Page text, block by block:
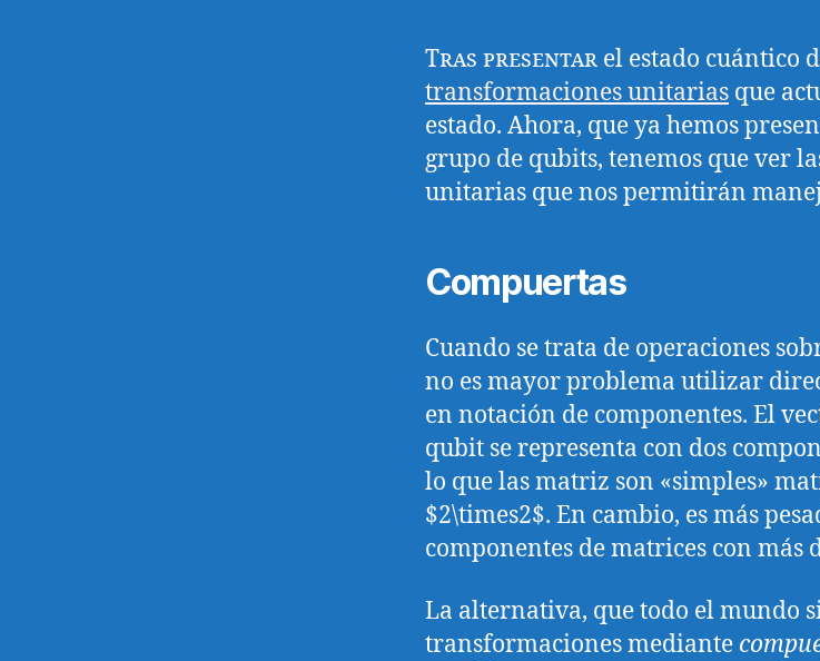
Tras presentar el estado cuántico
transformaciones unitarias que
estado. Ahora, que ya hemos
grupo de qubits, tenemos que ver
unitarias que nos permitirán
Compuertas
Cuando se trata de operaciones
no es mayor problema utilizar
en notación de componentes. El
qubit se representa con dos
lo que las matriz son «simples»
$2\times2$. En cambio, es más
componentes de matrices con más
La alternativa, que todo el mundo
transformaciones mediante